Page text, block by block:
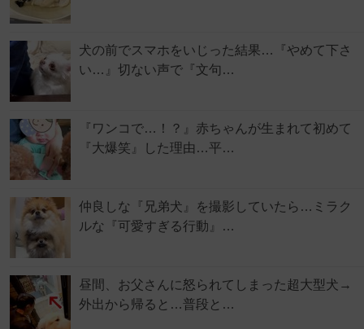
犬の前でスマホをいじった結果…『やめて下さ
い…』切ない声で『文句…
『ワンコで…！？』赤ちゃんが生まれて初めて
『大爆笑』した理由…平…
仲良しな『兄弟犬』を撮影していたら…ミラク
ルな『可愛すぎる行動』…
昼間、お父さんに怒られてしまった超大型犬→
外出から帰ると…普段と…